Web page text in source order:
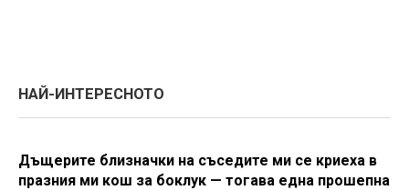
НАЙ-ИНТЕРЕСНОТО
Дъщерите близначки на съседите ми се криеха в
празния ми кош за боклук — тогава една прошепна